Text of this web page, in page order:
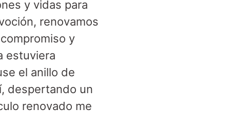
y vidas para
renovamos
y
estuviera
el anillo de
despertando un
renovado me